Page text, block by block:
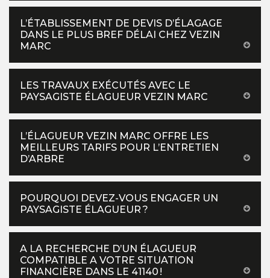
L’ÉTABLISSEMENT DE DEVIS D’ÉLAGAGE
DANS LE PLUS BREF DÉLAI CHEZ VEZIN
MARC
LES TRAVAUX EXÉCUTÉS AVEC LE
PAYSAGISTE ÉLAGUEUR VEZIN MARC
L’ÉLAGUEUR VEZIN MARC OFFRE LES
MEILLEURS TARIFS POUR L’ENTRETIEN
D’ARBRE
POURQUOI DEVEZ-VOUS ENGAGER UN
PAYSAGISTE ÉLAGUEUR ?
A LA RECHERCHE D’UN ÉLAGUEUR
COMPATIBLE A VOTRE SITUATION
FINANCIÈRE DANS LE 41140 !